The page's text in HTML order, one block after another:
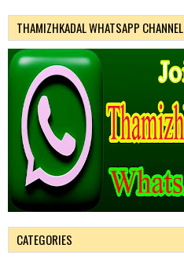
THAMIZHKADAL WHATSAPP CHANNEL
CATEGORIES